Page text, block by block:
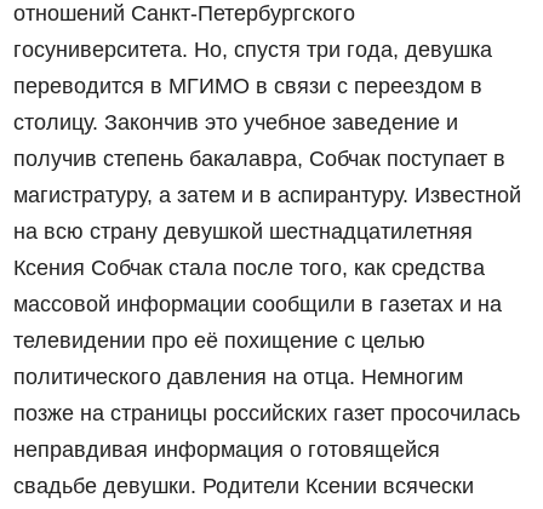
отношений Санкт-Петербургского
госуниверситета. Но, спустя три года, девушка
переводится в МГИМО в связи с переездом в
столицу. Закончив это учебное заведение и
получив степень бакалавра, Собчак поступает в
магистратуру, а затем и в аспирантуру. Известной
на всю страну девушкой шестнадцатилетняя
Ксения Собчак стала после того, как средства
массовой информации сообщили в газетах и на
телевидении про её похищение с целью
политического давления на отца. Немногим
позже на страницы российских газет просочилась
неправдивая информация о готовящейся
свадьбе девушки. Родители Ксении всячески